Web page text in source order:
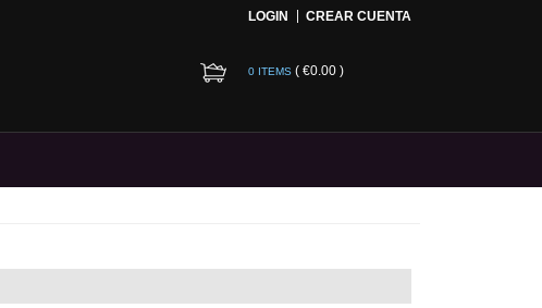
LOGIN CREAR CUENTA
0 ITEMS ( €0.00 )